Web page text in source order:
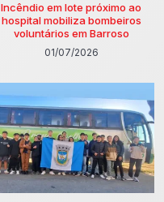
Incêndio em lote próximo ao
hospital mobiliza bombeiros
voluntários em Barroso
01/07/2026